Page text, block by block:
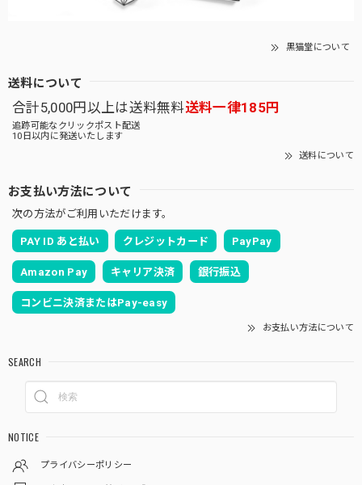
黒猫堂について
送料について
合計5,000円以上は送料無料送料一律185円
追跡可能なクリックポスト配送
10日以内に発送いたします
送料について
お支払い方法について
次の方法がご利用いただけます。
PAY ID あと払い クレジットカード PayPay
Amazon Pay キャリア決済 銀行振込
コンビニ決済またはPay-easy
お支払い方法について
SEARCH
NOTICE
プライバシーポリシー